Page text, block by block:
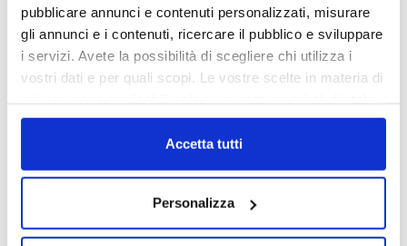
pubblicare annunci e contenuti personalizzati, misurare
gli annunci e i contenuti, ricercare il pubblico e sviluppare
i servizi. Avete la possibilità di scegliere chi utilizza i
vostri dati e per quali scopi. Le vostre scelte in materia di
in cui avete effettuato le vostre scelte. È possibile
modificare o revocare il proprio consenso in qualsiasi
momento dalla Dichiarazione sui cookie o facendo clic
Con il tuo consenso, vorremmo anche:
Accetta tutti
Personalizza
Importo vantaggio economico erogato:3000
Norma/titolo attribuzione:Autumnia Festival
Ufficio:Regolazione, Comunicazione e
Relazioni Esterne
Link al CV del soggetto incaricato:Comune di
Figline e Incisa Valdarno
Codice Fiscale:06396970482